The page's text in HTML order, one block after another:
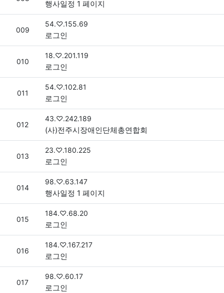
행사일정 1 페이지
번호
009
접속자
54.♡.155.69
로그인
번호
010
접속자
18.♡.201.119
로그인
번호
011
접속자
54.♡.102.81
로그인
번호
012
접속자
43.♡.242.189
(사)전주시장애인단체총연합회
번호
013
접속자
23.♡.180.225
로그인
번호
014
접속자
98.♡.63.147
행사일정 1 페이지
번호
015
접속자
184.♡.68.20
로그인
번호
016
접속자
184.♡.167.217
로그인
번호
017
접속자
98.♡.60.17
로그인